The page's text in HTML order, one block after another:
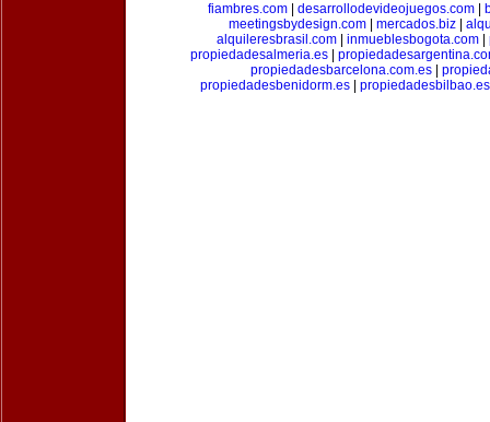
fiambres.com| desarrollodevideojuegos.com|
meetingsbydesign.com| mercados.biz|
alquileresbrasil.com| inmueblesbogota.com|
propiedadesalmeria.es
propiedadesbarcelona.com.es|
propiedadesbenidorm.es
propiedadesbilbao.es